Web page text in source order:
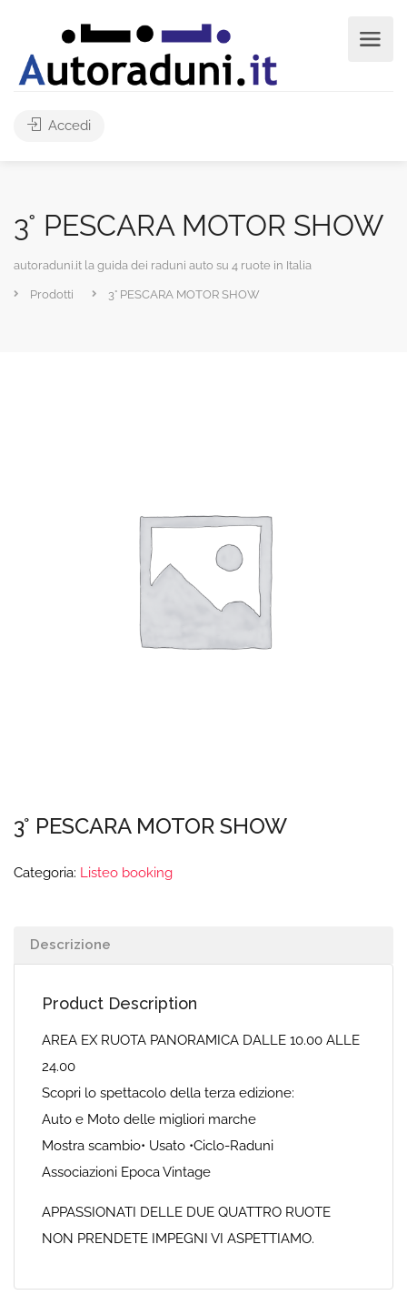
Accedi
3° PESCARA MOTOR SHOW
autoraduni.it la guida dei raduni auto su 4 ruote in Italia
Prodotti 3° PESCARA MOTOR SHOW
3° PESCARA MOTOR SHOW
Categoria: Listeo booking
Descrizione
Product Description
AREA EX RUOTA PANORAMICA DALLE 10.00 ALLE
24.00
Scopri lo spettacolo della terza edizione:
Auto e Moto delle migliori marche
Mostra scambio• Usato •Ciclo-Raduni
Associazioni Epoca Vintage
APPASSIONATI DELLE DUE QUATTRO RUOTE
NON PRENDETE IMPEGNI VI ASPETTIAMO.